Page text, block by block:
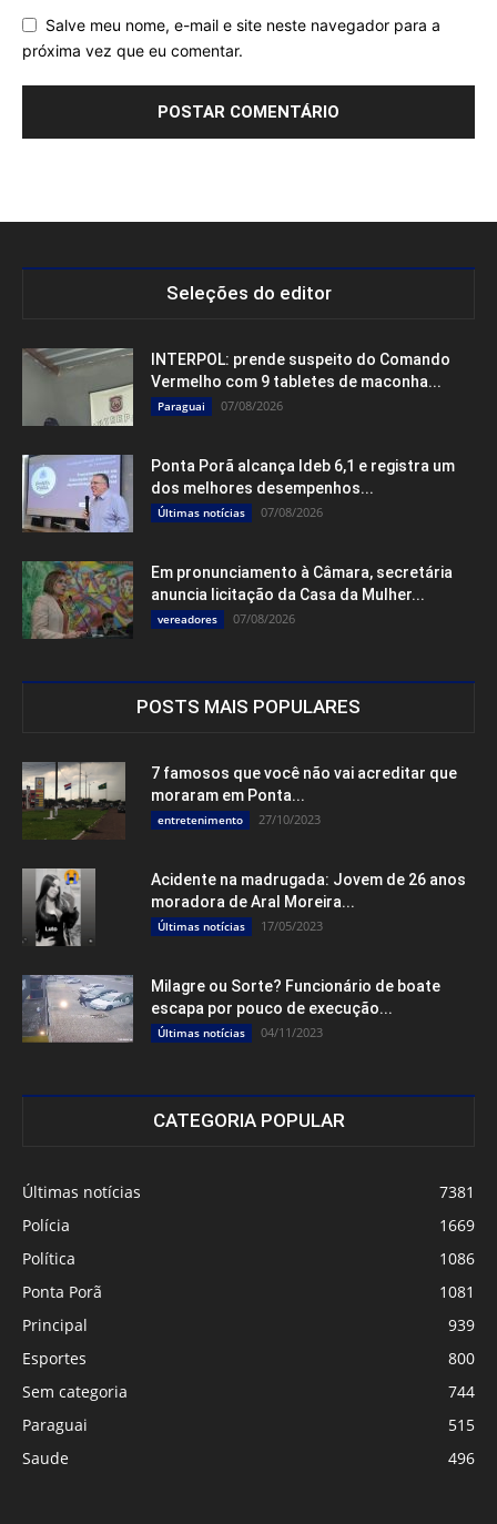
Salve meu nome, e-mail e site neste navegador para a
próxima vez que eu comentar.
Seleções do editor
INTERPOL: prende suspeito do Comando
Vermelho com 9 tabletes de maconha...
Paraguai 07/08/2026
Ponta Porã alcança Ideb 6,1 e registra um
dos melhores desempenhos...
Últimas notícias 07/08/2026
Em pronunciamento à Câmara, secretária
anuncia licitação da Casa da Mulher...
vereadores 07/08/2026
POSTS MAIS POPULARES
7 famosos que você não vai acreditar que
moraram em Ponta...
entretenimento 27/10/2023
Acidente na madrugada: Jovem de 26 anos
moradora de Aral Moreira...
Últimas notícias 17/05/2023
Milagre ou Sorte? Funcionário de boate
escapa por pouco de execução...
Últimas notícias 04/11/2023
CATEGORIA POPULAR
Últimas notícias
7381
Polícia
1669
Política
1086
Ponta Porã
1081
Principal
939
Esportes
800
Sem categoria
744
Paraguai
515
Saude
496